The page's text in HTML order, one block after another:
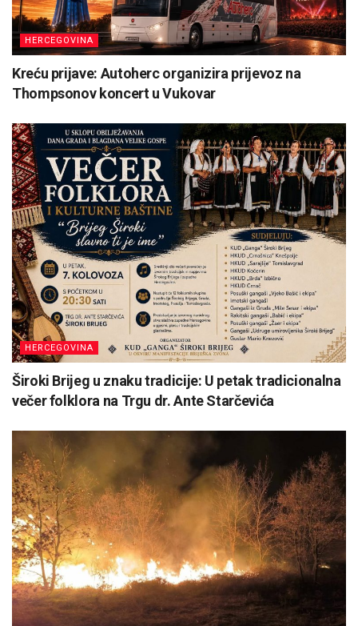
HERCEGOVINA
Kreću prijave: Autoherc organizira prijevoz na
Thompsonov koncert u Vukovar
HERCEGOVINA
Široki Brijeg u znaku tradicije: U petak tradicionalna
večer folklora na Trgu dr. Ante Starčevića